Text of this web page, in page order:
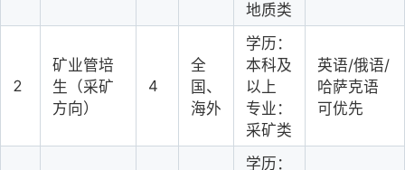
地质类
2
矿业管培
生（采矿
方向）
4
全
国、
海外
学历：
本科及
以上
专业：
采矿类
英语/俄语/
哈萨克语
可优先
学历：